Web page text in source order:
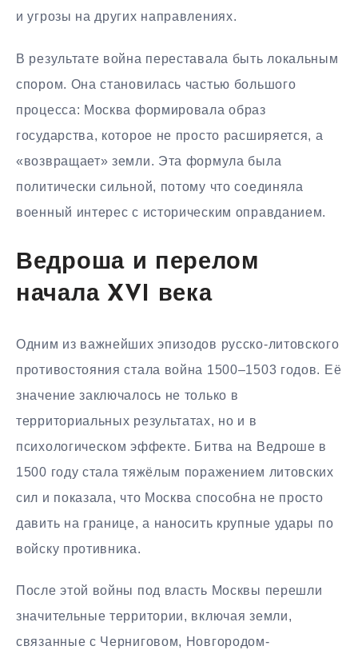
и угрозы на других направлениях.
В результате война переставала быть локальным
спором. Она становилась частью большого
процесса: Москва формировала образ
государства, которое не просто расширяется, а
«возвращает» земли. Эта формула была
политически сильной, потому что соединяла
военный интерес с историческим оправданием.
Ведроша и перелом
начала XVI века
Одним из важнейших эпизодов русско-литовского
противостояния стала война 1500–1503 годов. Её
значение заключалось не только в
территориальных результатах, но и в
психологическом эффекте. Битва на Ведроше в
1500 году стала тяжёлым поражением литовских
сил и показала, что Москва способна не просто
давить на границе, а наносить крупные удары по
войску противника.
После этой войны под власть Москвы перешли
значительные территории, включая земли,
связанные с Черниговом, Новгородом-